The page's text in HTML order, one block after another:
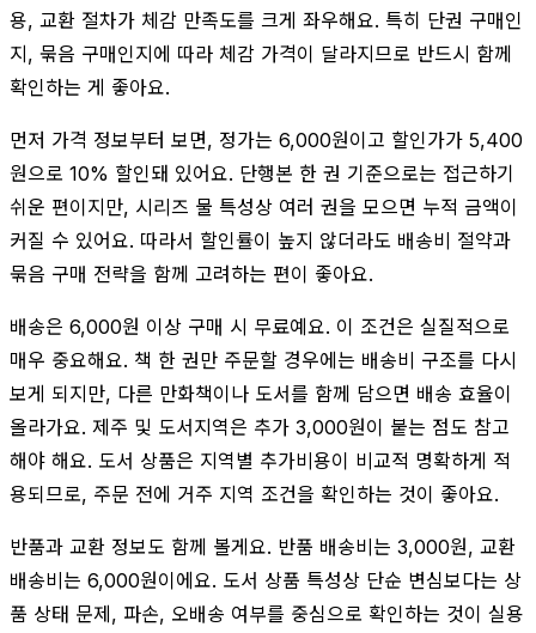
용, 교환 절차가 체감 만족도를 크게 좌우해요. 특히 단권 구매인
지, 묶음 구매인지에 따라 체감 가격이 달라지므로 반드시 함께
확인하는 게 좋아요.
먼저 가격 정보부터 보면, 정가는 6,000원이고 할인가가 5,400
원으로 10% 할인돼 있어요. 단행본 한 권 기준으로는 접근하기
쉬운 편이지만, 시리즈 물 특성상 여러 권을 모으면 누적 금액이
커질 수 있어요. 따라서 할인률이 높지 않더라도 배송비 절약과
묶음 구매 전략을 함께 고려하는 편이 좋아요.
배송은 6,000원 이상 구매 시 무료예요. 이 조건은 실질적으로
매우 중요해요. 책 한 권만 주문할 경우에는 배송비 구조를 다시
보게 되지만, 다른 만화책이나 도서를 함께 담으면 배송 효율이
올라가요. 제주 및 도서지역은 추가 3,000원이 붙는 점도 참고
해야 해요. 도서 상품은 지역별 추가비용이 비교적 명확하게 적
용되므로, 주문 전에 거주 지역 조건을 확인하는 것이 좋아요.
반품과 교환 정보도 함께 볼게요. 반품 배송비는 3,000원, 교환
배송비는 6,000원이에요. 도서 상품 특성상 단순 변심보다는 상
품 상태 문제, 파손, 오배송 여부를 중심으로 확인하는 것이 실용